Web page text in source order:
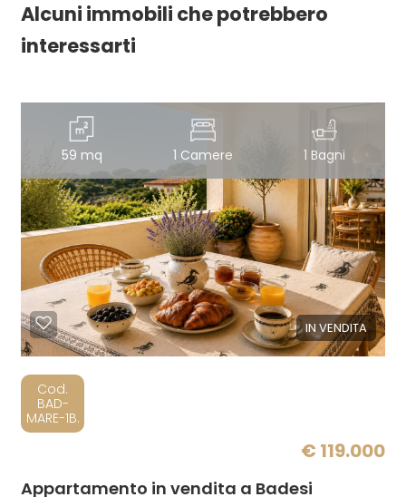
Alcuni immobili che potrebbero
interessarti
59 mq 1 Camere 1 Bagni
IN VENDITA
Cod.
BAD-
MARE-1B.
€ 119.000
Appartamento in vendita a Badesi